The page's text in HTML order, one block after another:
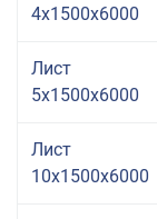
4x1500x6000
Лист
5x1500x6000
Лист
10x1500x6000